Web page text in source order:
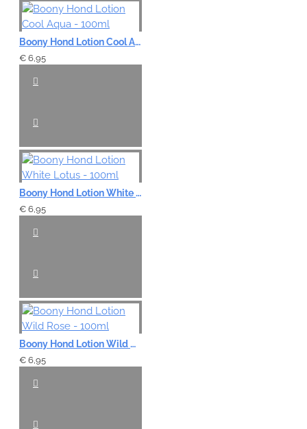
Boony Hond Lotion Cool Aqua - 100ml
€ 6,95
Boony Hond Lotion White Lotus - 100ml
€ 6,95
Boony Hond Lotion Wild Rose - 100ml
€ 6,95